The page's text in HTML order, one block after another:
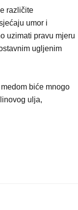
različite
umor i
uzimati pravu mjeru
ugljenim
biće mnogo
ulja,